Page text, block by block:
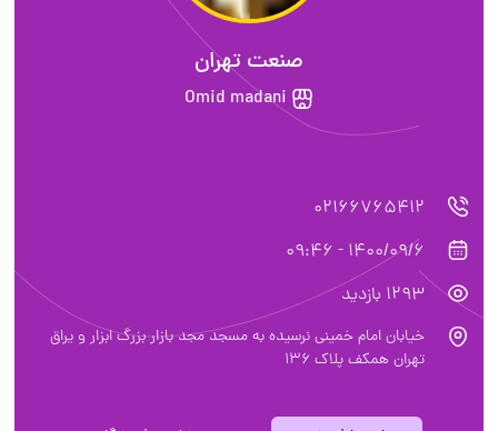
صنعت تهران
Omid madani
02166765412
1400/09/6 - 09:46
1293 بازدید
خیابان امام خمینی نرسیده به مسجد مجد بازار بزرگ ابزار و یراق
تهران همکف پلاک ۱۳۶